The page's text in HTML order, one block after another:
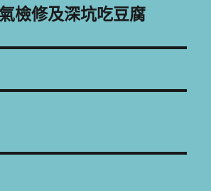
檢修及深坑吃豆腐